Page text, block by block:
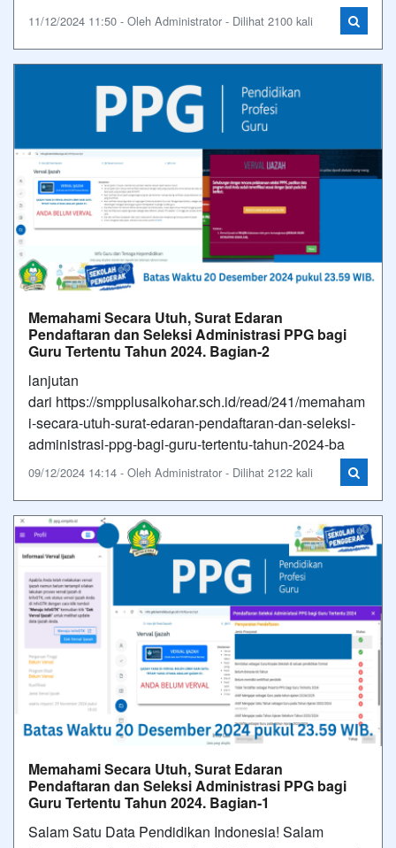
11/12/2024 11:50 - Oleh Administrator - Dilihat 2100 kali
Memahami Secara Utuh, Surat Edaran
Pendaftaran dan Seleksi Administrasi PPG bagi
Guru Tertentu Tahun 2024. Bagian-2
lanjutan
dari https://smpplusalkohar.sch.id/read/241/memaham
i-secara-utuh-surat-edaran-pendaftaran-dan-seleksi-
administrasi-ppg-bagi-guru-tertentu-tahun-2024-ba
09/12/2024 14:14 - Oleh Administrator - Dilihat 2122 kali
Memahami Secara Utuh, Surat Edaran
Pendaftaran dan Seleksi Administrasi PPG bagi
Guru Tertentu Tahun 2024. Bagian-1
Salam Satu Data Pendidikan Indonesia! Salam